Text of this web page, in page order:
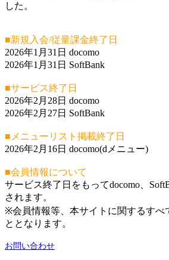
した。
■新規入会/従量課金終了日
2026年1月31日 docomo
2026年1月31日 SoftBank
■サービス終了日
2026年2月28日 docomo
2026年2月27日 SoftBank
■メニューリスト掲載終了日
2026年2月16日 docomo(dメニュー)
■会員情報について
サービス終了日をもってdocomo、
されます。
※会員情報等、本サイトに関するすべ
ととなります。
お問い合わせ